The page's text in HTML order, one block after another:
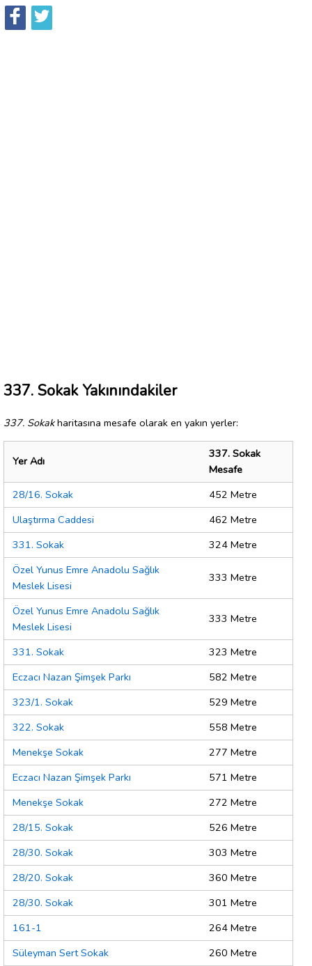
337. Sokak Yakınındakiler
337. Sokakharitasına mesafe olarak en yakın yerler:
Yer Adı
337. Sokak
Mesafe
28/16. Sokak
452 Metre
Ulaştırma Caddesi
462 Metre
331. Sokak
324 Metre
Özel Yunus Emre Anadolu Sağlık
Meslek Lisesi
333 Metre
Özel Yunus Emre Anadolu Sağlık
Meslek Lisesi
333 Metre
331. Sokak
323 Metre
Eczacı Nazan Şimşek Parkı
582 Metre
323/1. Sokak
529 Metre
322. Sokak
558 Metre
Menekşe Sokak
277 Metre
Eczacı Nazan Şimşek Parkı
571 Metre
Menekşe Sokak
272 Metre
28/15. Sokak
526 Metre
28/30. Sokak
303 Metre
28/20. Sokak
360 Metre
28/30. Sokak
301 Metre
161-1
264 Metre
Süleyman Sert Sokak
260 Metre